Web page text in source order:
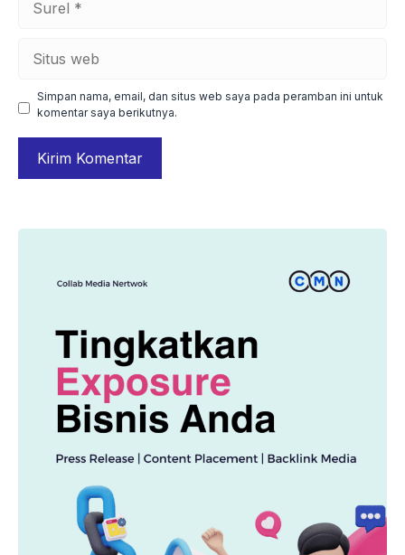
Simpan nama, email, dan situs web saya pada peramban ini untuk
komentar saya berikutnya.